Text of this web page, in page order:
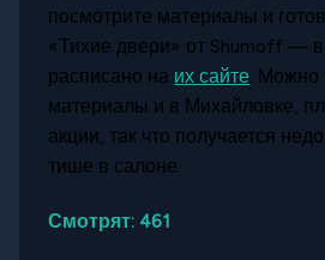
посмотрите материалы и
«Тихие двери» от Shumoff —
расписано на их сайте. Можно
материалы и в Михайловке,
акции, так что получается
тише в салоне.
Смотрят: 461